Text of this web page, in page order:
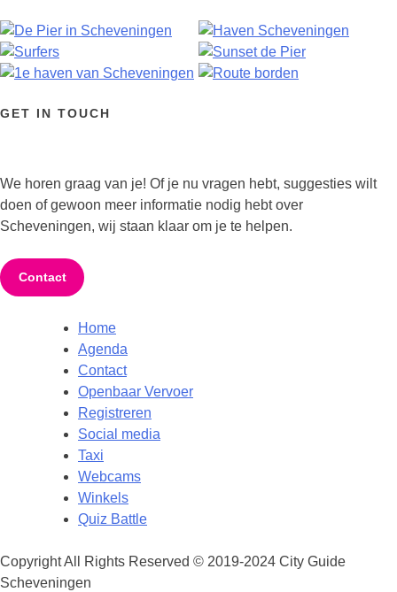
GET IN TOUCH
We horen graag van je! Of je nu vragen hebt, suggesties wilt
doen of gewoon meer informatie nodig hebt over
Scheveningen, wij staan klaar om je te helpen.
Contact
Home
Agenda
Contact
Openbaar Vervoer
Registreren
Social media
Taxi
Webcams
Winkels
Quiz Battle
Copyright All Rights Reserved © 2019-2024 City Guide
Scheveningen